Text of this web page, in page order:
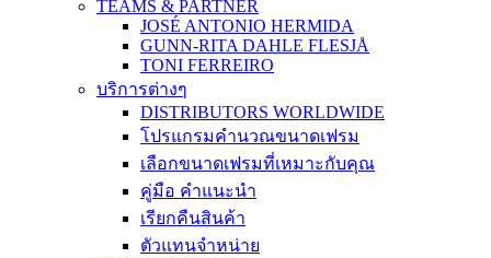
TEAMS & PARTNER
JOSÉ ANTONIO HERMIDA
GUNN-RITA DAHLE FLESJÅ
TONI FERREIRO
บริการต่างๆ
DISTRIBUTORS WORLDWIDE
โปรแกรมคำนวณขนาดเฟรม
เลือกขนาดเฟรมที่เหมาะกับคุณ
คู่มือ คำแนะนำ
เรียกคืนสินค้า
ตัวแทนจำหน่าย